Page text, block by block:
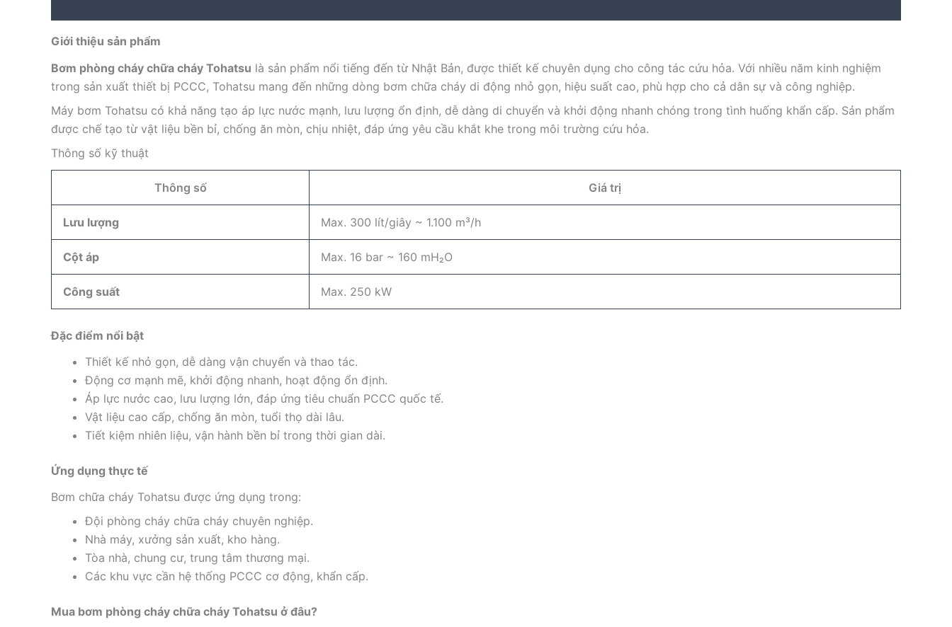
Giới thiệu sản phẩm
Bơm phòng cháy chữa cháy Tohatsu là sản phẩm nổi tiếng đến từ Nhật Bản, được thiết kế chuyên dụng cho công tác cứu hỏa. Với nhiều năm kinh nghiệm
trong sản xuất thiết bị PCCC, Tohatsu mang đến những dòng bơm chữa cháy di động nhỏ gọn, hiệu suất cao, phù hợp cho cả dân sự và công nghiệp.
Máy bơm Tohatsu có khả năng tạo áp lực nước mạnh, lưu lượng ổn định, dễ dàng di chuyển và khởi động nhanh chóng trong tình huống khẩn cấp. Sản phẩm
được chế tạo từ vật liệu bền bỉ, chống ăn mòn, chịu nhiệt, đáp ứng yêu cầu khắt khe trong môi trường cứu hỏa.
Thông số kỹ thuật
Thông số Giá trị
Lưu lượng Max. 300 lít/giây ~ 1.100 m³/h
Cột áp Max. 16 bar ~ 160 mH₂O
Công suất Max. 250 kW
Đặc điểm nổi bật
Thiết kế nhỏ gọn, dễ dàng vận chuyển và thao tác.
Động cơ mạnh mẽ, khởi động nhanh, hoạt động ổn định.
Áp lực nước cao, lưu lượng lớn, đáp ứng tiêu chuẩn PCCC quốc tế.
Vật liệu cao cấp, chống ăn mòn, tuổi thọ dài lâu.
Tiết kiệm nhiên liệu, vận hành bền bỉ trong thời gian dài.
Ứng dụng thực tế
Bơm chữa cháy Tohatsu được ứng dụng trong:
Đội phòng cháy chữa cháy chuyên nghiệp.
Nhà máy, xưởng sản xuất, kho hàng.
Tòa nhà, chung cư, trung tâm thương mại.
Các khu vực cần hệ thống PCCC cơ động, khẩn cấp.
Mua bơm phòng cháy chữa cháy Tohatsu ở đâu?